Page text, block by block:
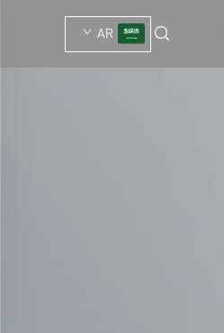
AR